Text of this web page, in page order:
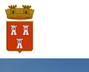
Accueil